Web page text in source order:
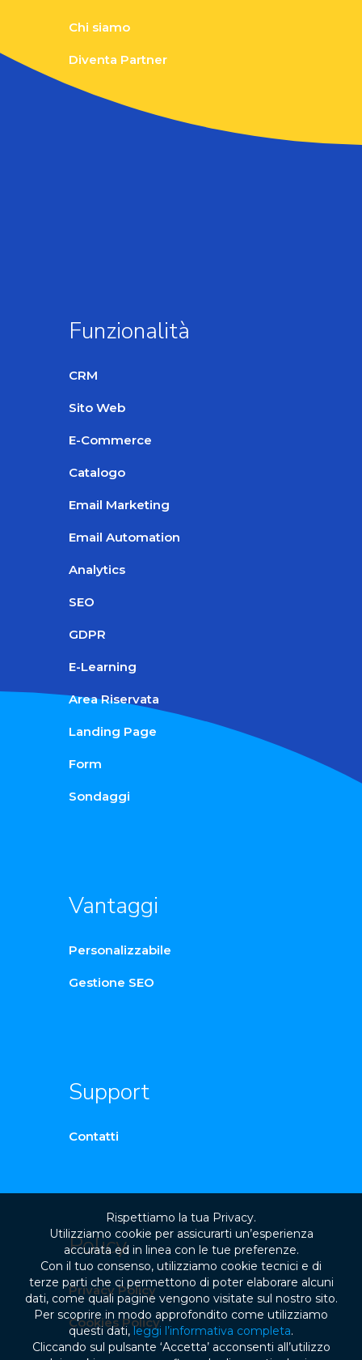
Chi siamo
Diventa Partner
Funzionalità
CRM
Sito Web
E-Commerce
Catalogo
Email Marketing
Email Automation
Analytics
SEO
GDPR
E-Learning
Area Riservata
Landing Page
Form
Sondaggi
Vantaggi
Personalizzabile
Gestione SEO
Support
Contatti
Policy
Privacy Policy
Cookies Policy
Rispettiamo la tua Privacy.
Utilizziamo cookie per assicurarti un’esperienza
accurata ed in linea con le tue preferenze.
Con il tuo consenso, utilizziamo cookie tecnici e di
terze parti che ci permettono di poter elaborare alcuni
dati, come quali pagine vengono visitate sul nostro sito.
Per scoprire in modo approfondito come utilizziamo
questi dati,leggi l’informativa completa.
Cliccando sul pulsante ‘Accetta’ acconsenti all’utilizzo